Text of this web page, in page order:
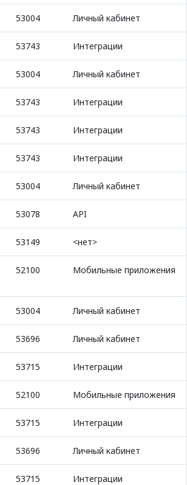
53004 Личный кабинет
53743 Интеграции
53004 Личный кабинет
53743 Интеграции
53743 Интеграции
53743 Интеграции
53004 Личный кабинет
53078 API
53149 <нет>
52100 Мобильные приложения
53004 Личный кабинет
53696 Личный кабинет
53715 Интеграции
52100 Мобильные приложения
53715 Интеграции
53696 Личный кабинет
53715 Интеграции